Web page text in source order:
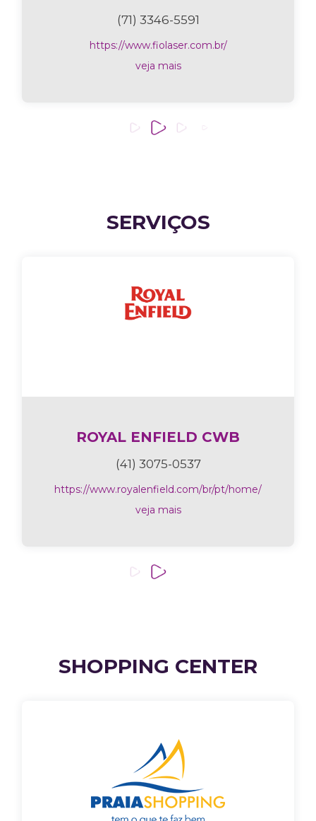
(71) 3346-5591
https://www.fiolaser.com.br/
veja mais
SERVIÇOS
ROYAL ENFIELD CWB
(41) 3075-0537
https://www.royalenfield.com/br/pt/home/
veja mais
SHOPPING CENTER